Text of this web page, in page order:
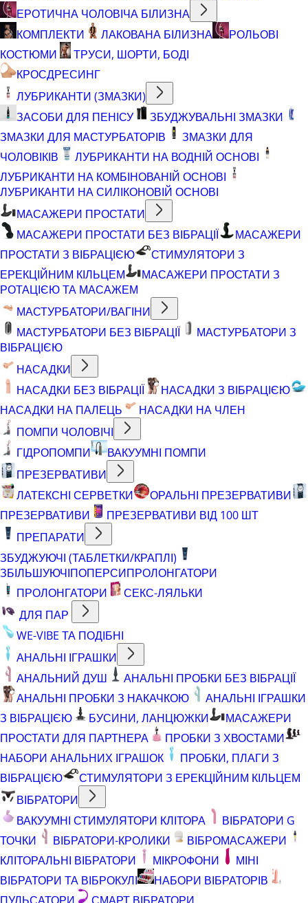
ЕРОТИЧНА ЧОЛОВІЧА БІЛИЗНА
КОМПЛЕКТИ
ЛАКОВАНА БІЛИЗНА
РОЛЬОВІ
КОСТЮМИ
ТРУСИ, ШОРТИ, БОДІ
КРОСДРЕСИНГ
ЛУБРИКАНТИ (ЗМАЗКИ)
ЗАСОБИ ДЛЯ ПЕНІСУ
ЗБУДЖУВАЛЬНІ ЗМАЗКИ
ЗМАЗКИ ДЛЯ МАСТУРБАТОРІВ
ЗМАЗКИ ДЛЯ
ЧОЛОВІКІВ
ЛУБРИКАНТИ НА ВОДНІЙ ОСНОВІ
ЛУБРИКАНТИ НА КОМБІНОВАНІЙ ОСНОВІ
ЛУБРИКАНТИ НА СИЛІКОНОВІЙ ОСНОВІ
МАСАЖЕРИ ПРОСТАТИ
МАСАЖЕРИ ПРОСТАТИ БЕЗ ВІБРАЦІЇ
МАСАЖЕРИ
ПРОСТАТИ З ВІБРАЦІЄЮ
СТИМУЛЯТОРИ З
ЕРЕКЦІЙНИМ КІЛЬЦЕМ
МАСАЖЕРИ ПРОСТАТИ З
РОТАЦІЄЮ ТА МАСАЖЕМ
МАСТУРБАТОРИ/ВАГІНИ
МАСТУРБАТОРИ БЕЗ ВІБРАЦІЇ
МАСТУРБАТОРИ З
ВІБРАЦІЄЮ
НАСАДКИ
НАСАДКИ БЕЗ ВІБРАЦІЇ
НАСАДКИ З ВІБРАЦІЄЮ
НАСАДКИ НА ПАЛЕЦЬ
НАСАДКИ НА ЧЛЕН
ПОМПИ ЧОЛОВІЧІ
ГІДРОПОМПИ
ВАКУУМНІ ПОМПИ
ПРЕЗЕРВАТИВИ
ЛАТЕКСНІ СЕРВЕТКИ
ОРАЛЬНІ ПРЕЗЕРВАТИВИ
ПРЕЗЕРВАТИВИ
ПРЕЗЕРВАТИВИ ВІД 100 ШТ
ПРЕПАРАТИ
ЗБУДЖУЮЧІ (ТАБЛЕТКИ/КРАПЛІ)
ЗБІЛЬШУЮЧІПОПЕРСИПРОЛОНГАТОРИ
ПРОЛОНГАТОРИ
СЕКС-ЛЯЛЬКИ
ДЛЯ ПАР
WE-VIBE ТА ПОДІБНІ
АНАЛЬНІ ІГРАШКИ
АНАЛЬНИЙ ДУШ
АНАЛЬНІ ПРОБКИ БЕЗ ВІБРАЦІЇ
АНАЛЬНІ ПРОБКИ З НАКАЧКОЮ
АНАЛЬНІ ІГРАШКИ
З ВІБРАЦІЄЮ
БУСИНИ, ЛАНЦЮЖКИ
МАСАЖЕРИ
ПРОСТАТИ ДЛЯ ПАРТНЕРА
ПРОБКИ З ХВОСТАМИ
НАБОРИ АНАЛЬНИХ ІГРАШОК
ПРОБКИ, ПЛАГИ З
ВІБРАЦІЄЮ
СТИМУЛЯТОРИ З ЕРЕКЦІЙНИМ КІЛЬЦЕМ
ВІБРАТОРИ
ВАКУУМНІ СТИМУЛЯТОРИ КЛІТОРА
ВІБРАТОРИ G
ТОЧКИ
ВІБРАТОРИ-КРОЛИКИ
ВІБРОМАСАЖЕРИ
КЛІТОРАЛЬНІ ВІБРАТОРИ
МІКРОФОНИ
МІНІ
ВІБРАТОРИ ТА ВІБРОКУЛІ
НАБОРИ ВІБРАТОРІВ